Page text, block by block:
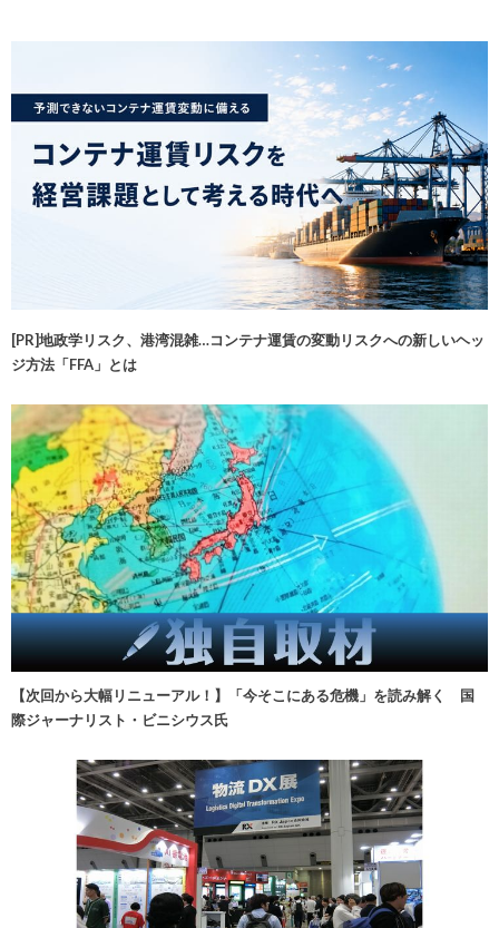
[PR]地政学リスク、港湾混雑…コンテナ運賃の変動リスクへの新しいヘッ
ジ方法「FFA」とは
【次回から大幅リニューアル！】「今そこにある危機」を読み解く 国
際ジャーナリスト・ビニシウス氏